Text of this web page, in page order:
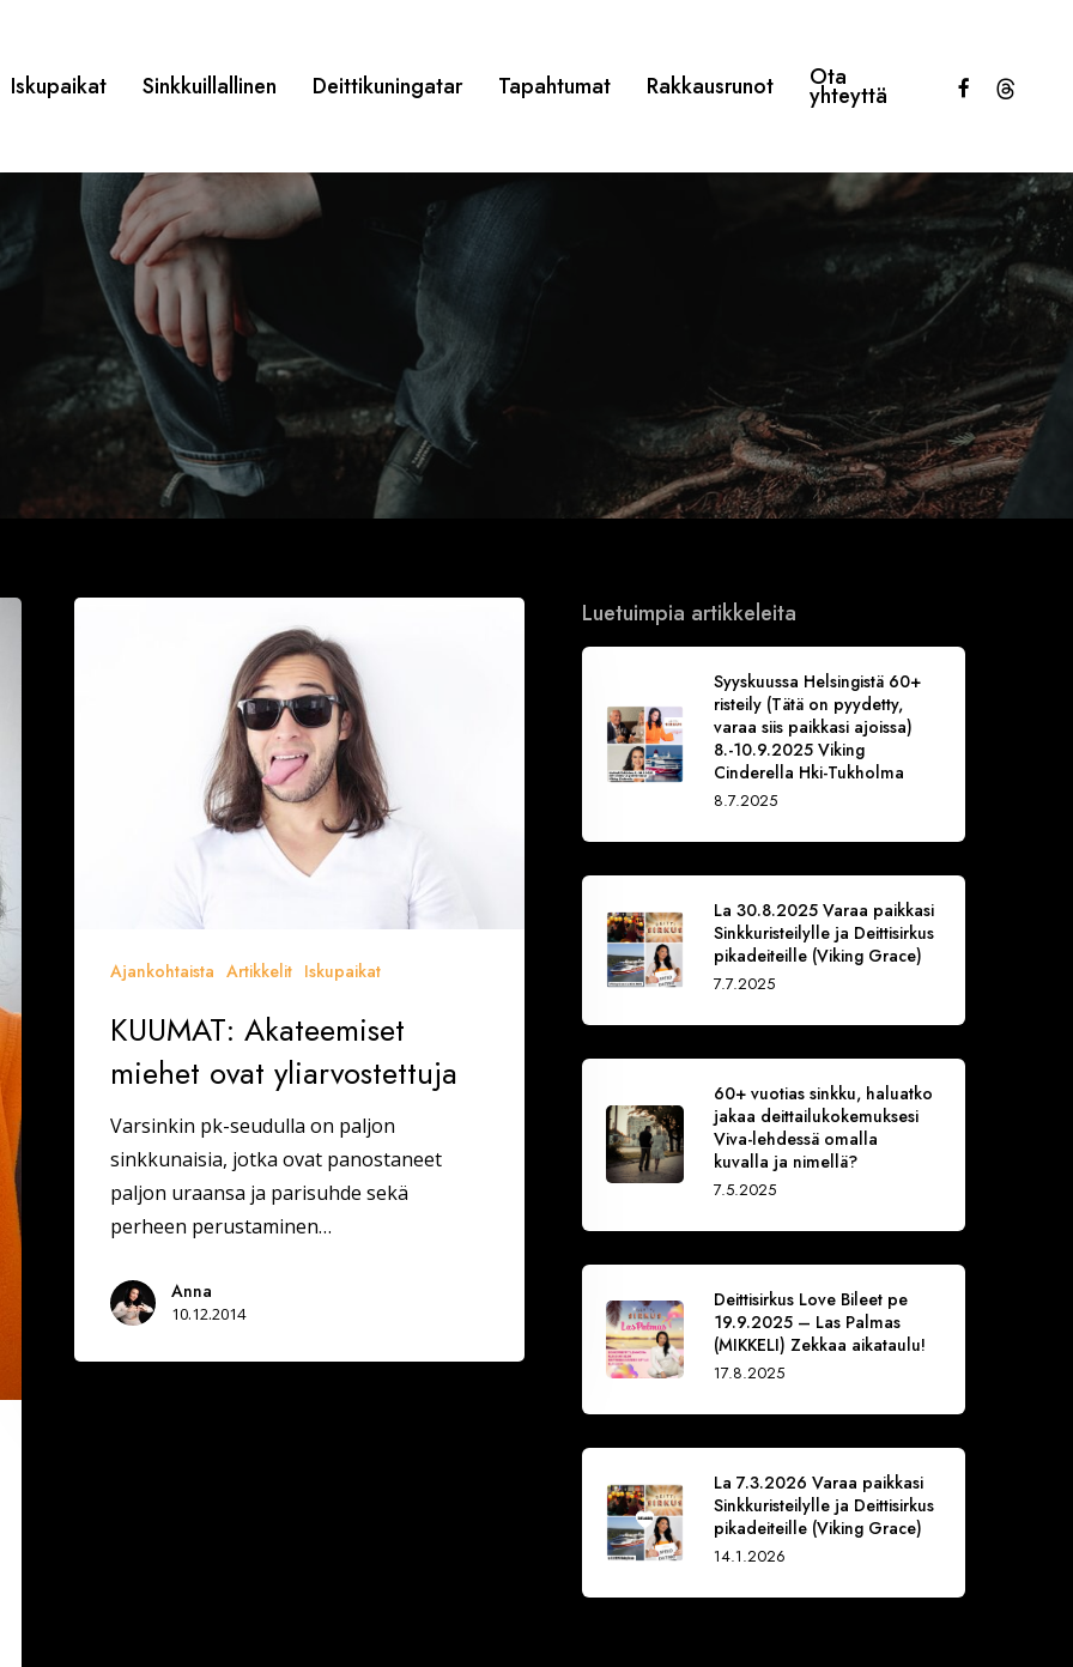
Iskupaikat Sinkkuillallinen Deittikuningatar Tapahtumat Rakkausrunot Ota
yhteyttä facebookthreads
Ajankohtaista Artikkelit Iskupaikat
KUUMAT: Akateemiset
miehet ovat yliarvostettuja
Varsinkin pk-seudulla on paljon
sinkkunaisia, jotka ovat panostaneet
paljon uraansa ja parisuhde sekä
perheen perustaminen…
Anna
10.12.2014
Luetuimpia artikkeleita
Syyskuussa Helsingistä 60+
risteily (Tätä on pyydetty,
varaa siis paikkasi ajoissa)
8.-10.9.2025 Viking
Cinderella Hki-Tukholma
8.7.2025
La 30.8.2025 Varaa paikkasi
Sinkkuristeilylle ja Deittisirkus
pikadeiteille (Viking Grace)
7.7.2025
60+ vuotias sinkku, haluatko
jakaa deittailukokemuksesi
Viva-lehdessä omalla
kuvalla ja nimellä?
7.5.2025
Deittisirkus Love Bileet pe
19.9.2025 – Las Palmas
(MIKKELI) Zekkaa aikataulu!
17.8.2025
La 7.3.2026 Varaa paikkasi
Sinkkuristeilylle ja Deittisirkus
pikadeiteille (Viking Grace)
14.1.2026